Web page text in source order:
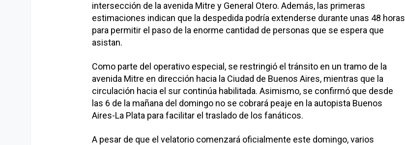
intersección de la avenida Mitre y General Otero. Además, las primeras
estimaciones indican que la despedida podría extenderse durante unas 48 horas
para permitir el paso de la enorme cantidad de personas que se espera que
asistan.
Como parte del operativo especial, se restringió el tránsito en un tramo de la
avenida Mitre en dirección hacia la Ciudad de Buenos Aires, mientras que la
circulación hacia el sur continúa habilitada. Asimismo, se confirmó que desde
las 6 de la mañana del domingo no se cobrará peaje en la autopista Buenos
Aires-La Plata para facilitar el traslado de los fanáticos.
A pesar de que el velatorio comenzará oficialmente este domingo, varios